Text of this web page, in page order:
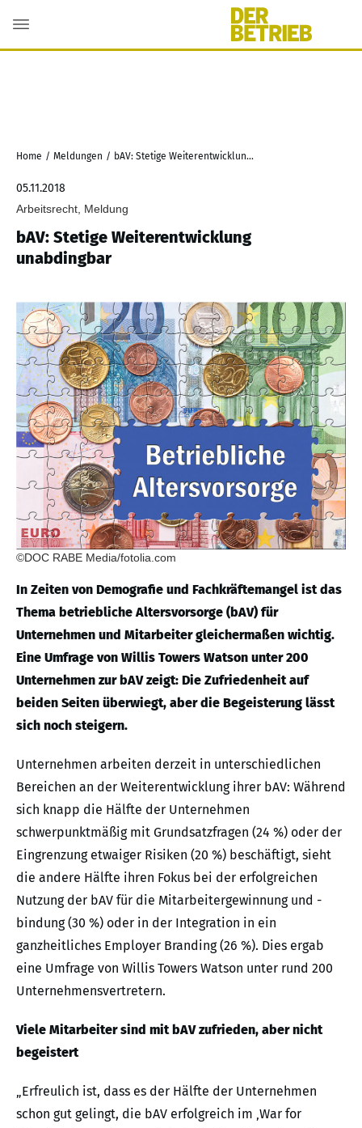
Home / Meldungen / bAV: Stetige Weiterentwicklung unabdingbar
05.11.2018
Arbeitsrecht, Meldung
bAV: Stetige Weiterentwicklung
unabdingbar
©DOC RABE Media/fotolia.com
In Zeiten von Demografie und Fachkräftemangel ist das
Thema betriebliche Altersvorsorge (bAV) für
Unternehmen und Mitarbeiter gleichermaßen wichtig.
Eine Umfrage von Willis Towers Watson unter 200
Unternehmen zur bAV zeigt: Die Zufriedenheit auf
beiden Seiten überwiegt, aber die Begeisterung lässt
sich noch steigern.
Unternehmen arbeiten derzeit in unterschiedlichen
Bereichen an der Weiterentwicklung ihrer bAV: Während
sich knapp die Hälfte der Unternehmen
schwerpunktmäßig mit Grundsatzfragen (24 %) oder der
Eingrenzung etwaiger Risiken (20 %) beschäftigt, sieht
die andere Hälfte ihren Fokus bei der erfolgreichen
Nutzung der bAV für die Mitarbeitergewinnung und -
bindung (30 %) oder in der Integration in ein
ganzheitliches Employer Branding (26 %). Dies ergab
eine Umfrage von Willis Towers Watson unter rund 200
Unternehmensvertretern.
Viele Mitarbeiter sind mit bAV zufrieden, aber nicht
begeistert
„Erfreulich ist, dass es der Hälfte der Unternehmen
schon gut gelingt, die bAV erfolgreich im ‚War for